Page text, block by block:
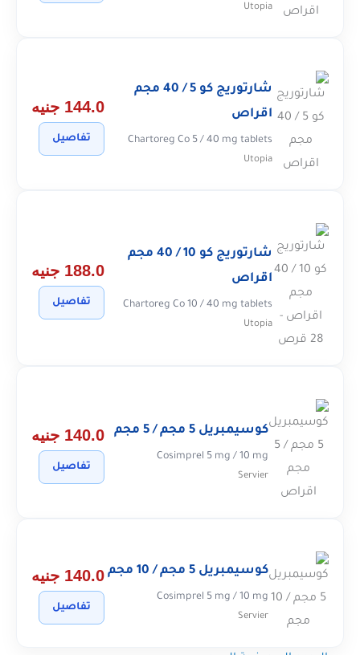
Utopia
شارتوريج كو 5 / 40 مجم
اقراص
Chartoreg Co 5 / 40 mg tablets
Utopia
144.0 جنيه
تفاصيل
شارتوريج كو 10 / 40 مجم
اقراص
Chartoreg Co 10 / 40 mg tablets
Utopia
188.0 جنيه
تفاصيل
كوسيمبريل 5 مجم / 5 مجم
Cosimprel 5 mg / 10 mg
Servier
140.0 جنيه
تفاصيل
كوسيمبريل 5 مجم / 10 مجم
Cosimprel 5 mg / 10 mg
Servier
140.0 جنيه
تفاصيل